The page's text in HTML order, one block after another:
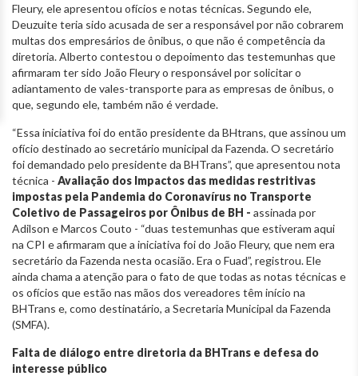
Fleury, ele apresentou ofícios e notas técnicas. Segundo ele,
Deuzuite teria sido acusada de ser a responsável por não cobrarem
multas dos empresários de ônibus, o que não é competência da
diretoria. Alberto contestou o depoimento das testemunhas que
afirmaram ter sido João Fleury o responsável por solicitar o
adiantamento de vales-transporte para as empresas de ônibus, o
que, segundo ele, também não é verdade.
“Essa iniciativa foi do então presidente da BHtrans, que assinou um
ofício destinado ao secretário municipal da Fazenda. O secretário
foi demandado pelo presidente da BHTrans”, que apresentou nota
técnica - Avaliação dos Impactos das medidas restritivas
impostas pela Pandemia do Coronavírus no Transporte
Coletivo de Passageiros por Ônibus de BH - assinada por
Adilson e Marcos Couto - “duas testemunhas que estiveram aqui
na CPI e afirmaram que a iniciativa foi do João Fleury, que nem era
secretário da Fazenda nesta ocasião. Era o Fuad”, registrou. Ele
ainda chama a atenção para o fato de que todas as notas técnicas e
os ofícios que estão nas mãos dos vereadores têm início na
BHTrans e, como destinatário, a Secretaria Municipal da Fazenda
(SMFA).
Falta de diálogo entre diretoria da BHTrans e defesa do
interesse público